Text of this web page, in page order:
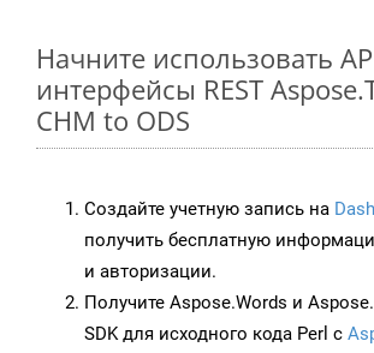
Начните использовать
интерфейсы REST
CHM to ODS
Создайте учетную запись на
получить бесплатную
и авторизации.
Получите Aspose.Words и
SDK для исходного кода Perl с